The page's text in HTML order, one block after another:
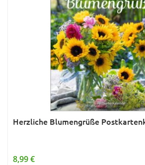
Herzliche Blumengrüße
8,99 €